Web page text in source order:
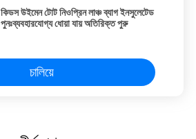
কিডস উইমেন টোট নিওপ্রিন লাঞ্চ ব্যাগ ইনসুলেটেড
পুনঃব্যবহারযোগ্য ধোয়া যায় অতিরিক্ত পুরু
চালিয়ে